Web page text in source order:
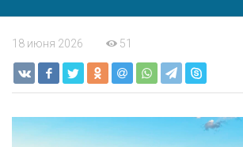
18 июня 2026 51